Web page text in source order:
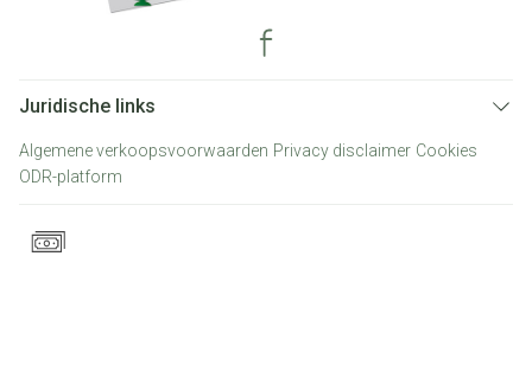
Juridische links
Algemene verkoopsvoorwaarden Privacy disclaimer Cookies
ODR-platform